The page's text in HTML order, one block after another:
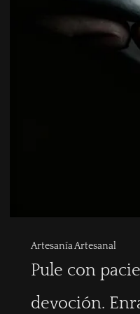
Artesanía Artesanal
Pule con
devoción.